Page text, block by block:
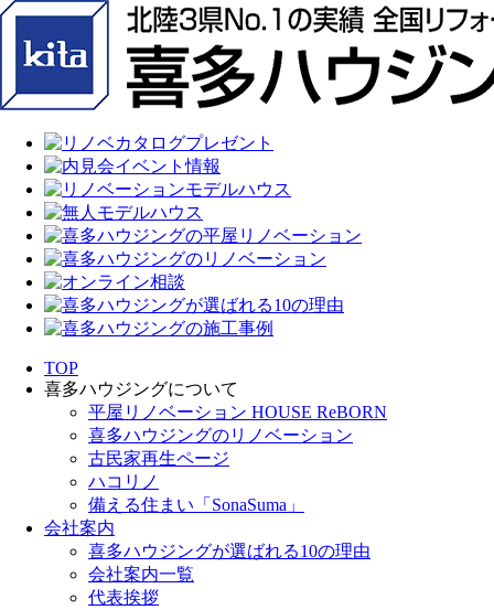
TOP
喜多ハウジングについて
平屋リノベーション HOUSE ReBORN
喜多ハウジングのリノベーション
古民家再生ページ
ハコリノ
備える住まい「SonaSuma」
会社案内
喜多ハウジングが選ばれる10の理由
会社案内一覧
代表挨拶